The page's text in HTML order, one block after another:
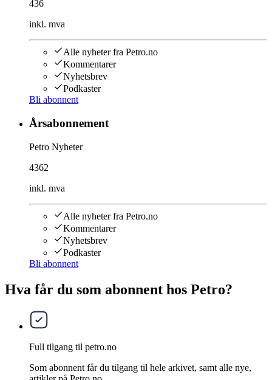
436
inkl. mva
Alle nyheter fra Petro.no
Kommentarer
Nyhetsbrev
Podkaster
Bli abonnent
Årsabonnement
Petro Nyheter
4362
inkl. mva
Alle nyheter fra Petro.no
Kommentarer
Nyhetsbrev
Podkaster
Bli abonnent
Hva får du som abonnent hos Petro?
Full tilgang til petro.no
Som abonnent får du tilgang til hele arkivet, samt alle nye,